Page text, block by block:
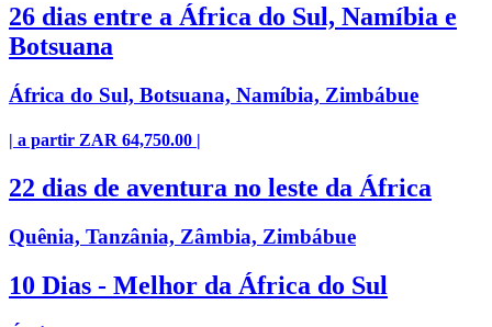
26 dias entre a África do Sul, Namíbia e
Botsuana
África do Sul, Botsuana, Namíbia, Zimbábue
| a partir ZAR 64,750.00 |
22 dias de aventura no leste da África
Quênia, Tanzânia, Zâmbia, Zimbábue
10 Dias - Melhor da África do Sul